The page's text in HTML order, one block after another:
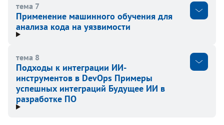
тема 7
Применение машинного обучения для
анализа кода на уязвимости
тема 8
Подходы к интеграции ИИ-
инструментов в DevOps Примеры
успешных интеграций Будущее ИИ в
разработке ПО